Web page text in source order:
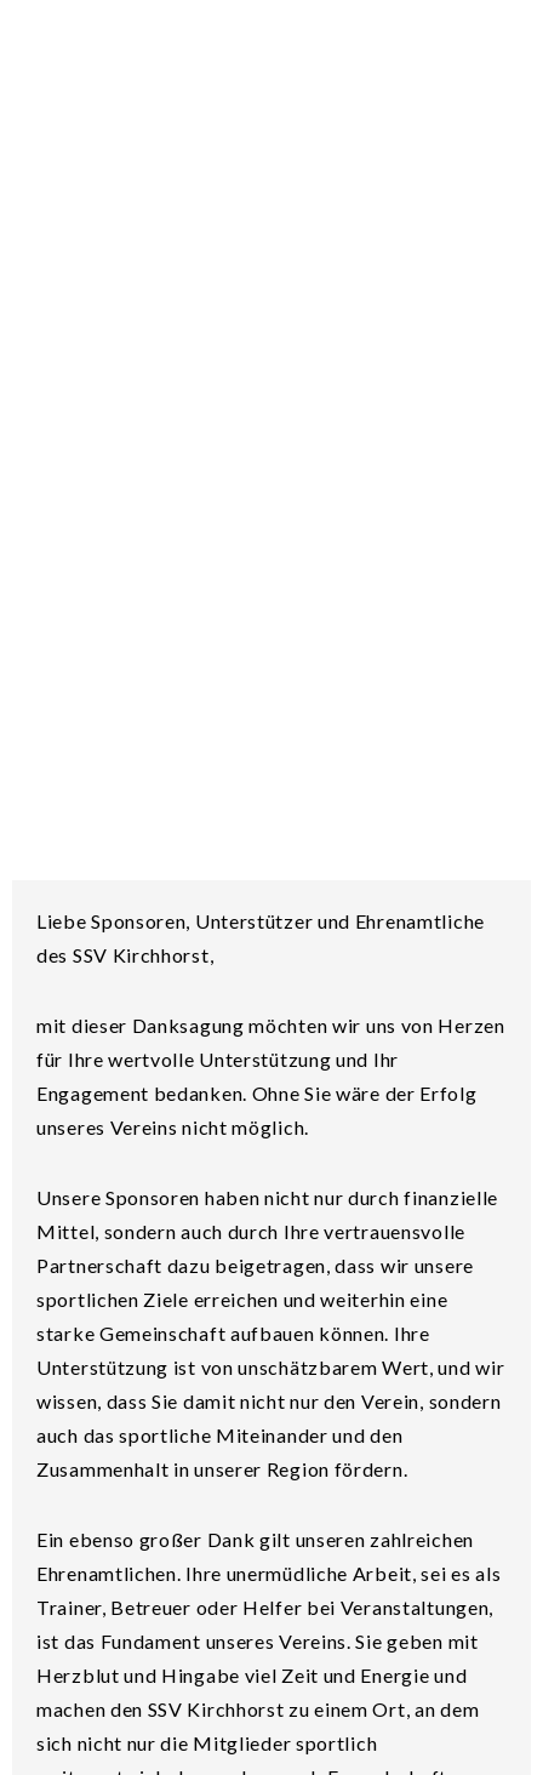
Liebe Sponsoren, Unterstützer und Ehrenamtliche
des SSV Kirchhorst,
mit dieser Danksagung möchten wir uns von Herzen
für Ihre wertvolle Unterstützung und Ihr
Engagement bedanken. Ohne Sie wäre der Erfolg
unseres Vereins nicht möglich.
Unsere Sponsoren haben nicht nur durch finanzielle
Mittel, sondern auch durch Ihre vertrauensvolle
Partnerschaft dazu beigetragen, dass wir unsere
sportlichen Ziele erreichen und weiterhin eine
starke Gemeinschaft aufbauen können. Ihre
Unterstützung ist von unschätzbarem Wert, und wir
wissen, dass Sie damit nicht nur den Verein, sondern
auch das sportliche Miteinander und den
Zusammenhalt in unserer Region fördern.
Ein ebenso großer Dank gilt unseren zahlreichen
Ehrenamtlichen. Ihre unermüdliche Arbeit, sei es als
Trainer, Betreuer oder Helfer bei Veranstaltungen,
ist das Fundament unseres Vereins. Sie geben mit
Herzblut und Hingabe viel Zeit und Energie und
machen den SSV Kirchhorst zu einem Ort, an dem
sich nicht nur die Mitglieder sportlich